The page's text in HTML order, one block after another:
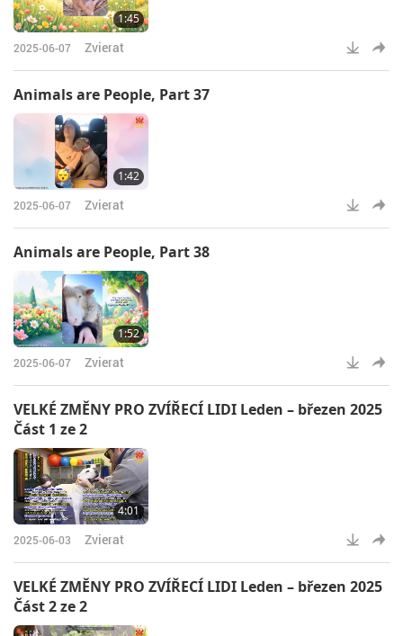
1:45
2025-06-07 Zvierat
Animals are People, Part 37
1:42
2025-06-07 Zvierat
Animals are People, Part 38
1:52
2025-06-07 Zvierat
VELKÉ ZMĚNY PRO ZVÍŘECÍ LIDI Leden – březen 2025
Část 1 ze 2
4:01
2025-06-03 Zvierat
VELKÉ ZMĚNY PRO ZVÍŘECÍ LIDI Leden – březen 2025
Část 2 ze 2